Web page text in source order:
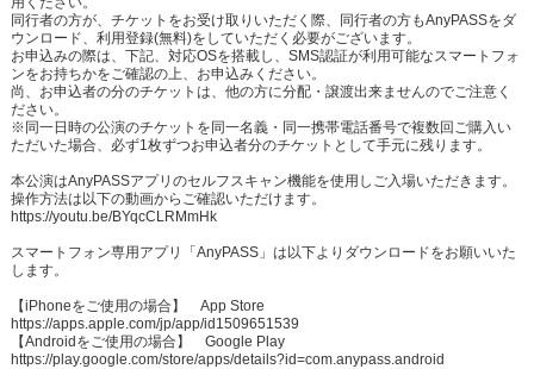
同行者の方が、チケットをお受け取りいただく際、同行者の方もAnyPASSをダ
ウンロード、利用登録(無料)をしていただく必要がございます。
お申込みの際は、下記、対応OSを搭載し、SMS認証が利用可能なスマートフォ
ンをお持ちかをご確認の上、お申込みください。
尚、お申込者の分のチケットは、他の方に分配・譲渡出来ませんのでご注意く
ださい。
※同一日時の公演のチケットを同一名義・同一携帯電話番号で複数回ご購入い
ただいた場合、必ず1枚ずつお申込者分のチケットとして手元に残ります。
本公演はAnyPASSアプリのセルフスキャン機能を使用しご入場いただきます。
操作方法は以下の動画からご確認いただけます。
https://youtu.be/BYqcCLRMmHk
スマートフォン専用アプリ「AnyPASS」は以下よりダウンロードをお願いいた
します。
【iPhoneをご使用の場合】 App Store
https://apps.apple.com/jp/app/id1509651539
【Androidをご使用の場合】 Google Play
https://play.google.com/store/apps/details?id=com.anypass.android